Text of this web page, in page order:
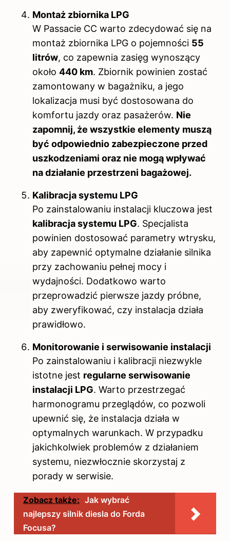
Montaż zbiornika LPG
W Passacie CC warto zdecydować się na
montaż zbiornika LPG o pojemności 55
litrów, co zapewnia zasięg wynoszący
około 440 km. Zbiornik powinien zostać
zamontowany w bagażniku, a jego
lokalizacja musi być dostosowana do
komfortu jazdy oraz pasażerów. Nie
zapomnij, że wszystkie elementy muszą
być odpowiednio zabezpieczone przed
uszkodzeniami oraz nie mogą wpływać
na działanie przestrzeni bagażowej.
Kalibracja systemu LPG
Po zainstalowaniu instalacji kluczowa jest
kalibracja systemu LPG. Specjalista
powinien dostosować parametry wtrysku,
aby zapewnić optymalne działanie silnika
przy zachowaniu pełnej mocy i
wydajności. Dodatkowo warto
przeprowadzić pierwsze jazdy próbne,
aby zweryfikować, czy instalacja działa
prawidłowo.
Monitorowanie i serwisowanie instalacji
Po zainstalowaniu i kalibracji niezwykle
istotne jest regularne serwisowanie
instalacji LPG. Warto przestrzegać
harmonogramu przeglądów, co pozwoli
upewnić się, że instalacja działa w
optymalnych warunkach. W przypadku
jakichkolwiek problemów z działaniem
systemu, niezwłocznie skorzystaj z
porady w serwisie.
Zobacz także: Jak wybrać
najlepszy silnik diesla do Forda
Focusa?